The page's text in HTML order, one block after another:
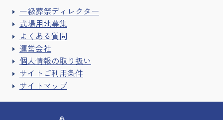
一級葬祭ディレクター
式場用地募集
よくある質問
運営会社
個人情報の取り扱い
サイトご利用条件
サイトマップ